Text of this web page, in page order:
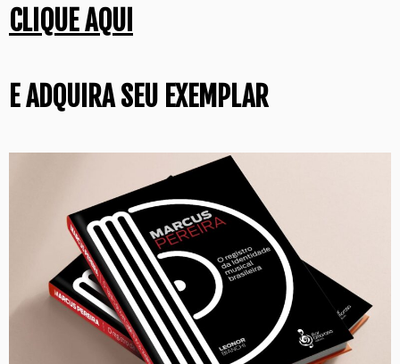
CLIQUE AQUI
E ADQUIRA SEU EXEMPLAR